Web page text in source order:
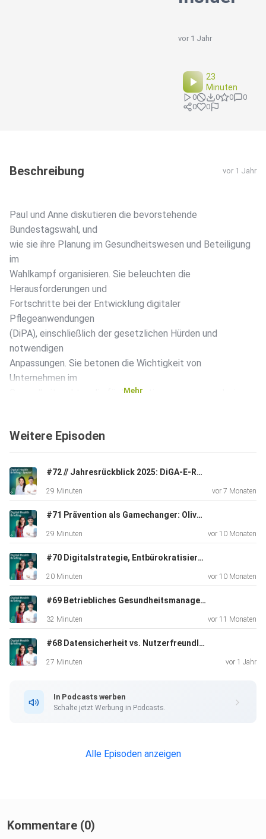
vor 1 Jahr
23
Minuten
0 0 0
0
0
0
Beschreibung vor 1 Jahr
Paul und Anne diskutieren die bevorstehende
Bundestagswahl, und
wie sie ihre Planung im Gesundheitswesen und Beteiligung
im
Wahlkampf organisieren. Sie beleuchten die
Herausforderungen und
Fortschritte bei der Entwicklung digitaler
Pflegeanwendungen
(DiPA), einschließlich der gesetzlichen Hürden und
notwendigen
Anpassungen. Sie betonen die Wichtigkeit von
Unternehmen im
Gesundheitssektor, die für Innovationen sorgen, und wie
unterschätzt werden. Zudem geben sie Einblicke in die
Forderungen und Aktivitäten des Verbands bis zur Neuwahl.
(00:00) Einleitung und Begrüßung
(01:00) Politische Neuorientierung und Bundestagswahl
(07:07) Digitale Pflegeanwendungen
(16:39) Unternehmen im Gesundheitswesen
Mehr
Weitere Episoden
#72 // Jahresrückblick 2025: DiGA‑E‑Rezept, KI‑Regulierung und Ausblick 2026
29 Minuten vor 7 Monaten
#71 Prävention als Gamechanger: Oliver Neumann über digitale Gesundheit, die wirkt bevor wir krank werden
29 Minuten vor 10 Monaten
#70 Digitalstrategie, Entbürokratisierung und KI – Chancen statt Sparprogramm
20 Minuten vor 10 Monaten
#69 Betriebliches Gesundheitsmanagement
32 Minuten vor 11 Monaten
#68 Datensicherheit vs. Nutzerfreundlichkeit?
27 Minuten vor 1 Jahr
In Podcasts werben
Schalte jetzt Werbung in Podcasts.
Alle Episoden anzeigen
Kommentare (0)